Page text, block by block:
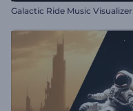
Galactic Ride Music Visualizer